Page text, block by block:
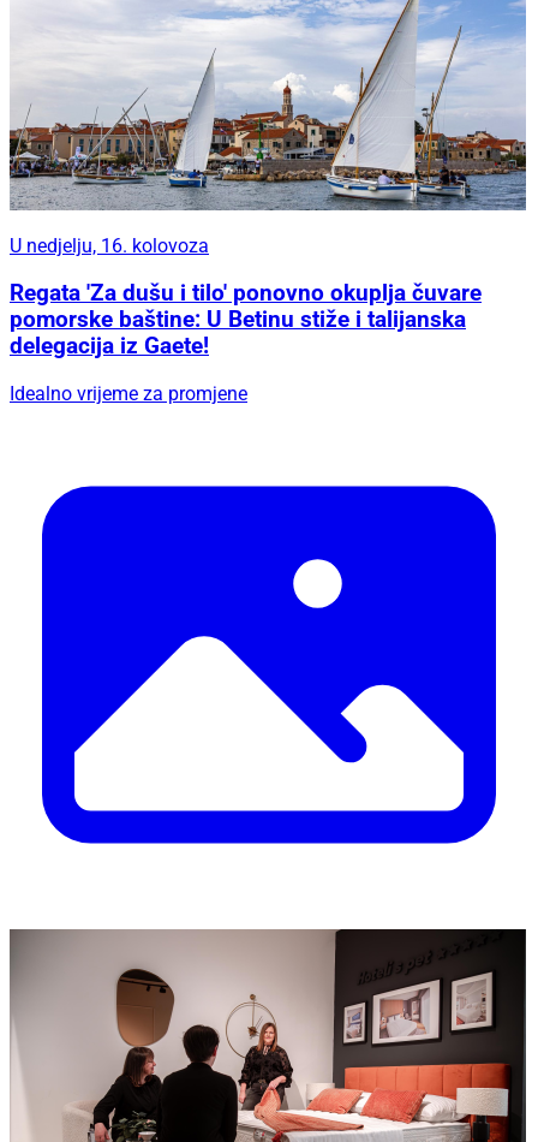
U nedjelju, 16. kolovoza
Regata 'Za dušu i tilo' ponovno okuplja čuvare
pomorske baštine: U Betinu stiže i talijanska
delegacija iz Gaete!
Idealno vrijeme za promjene